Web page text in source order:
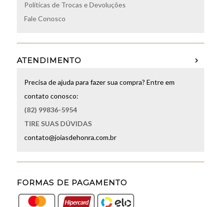
Políticas de Trocas e Devoluções
Fale Conosco
ATENDIMENTO
Precisa de ajuda para fazer sua compra? Entre em
contato conosco:
(82) 99836-5954
TIRE SUAS DÚVIDAS
contato@joiasdehonra.com.br
FORMAS DE PAGAMENTO